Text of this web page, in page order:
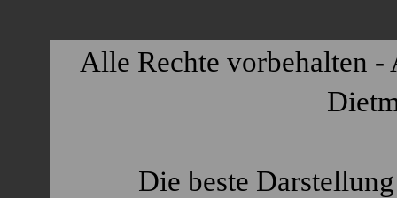
Alle Rechte vorbehalten
Die beste